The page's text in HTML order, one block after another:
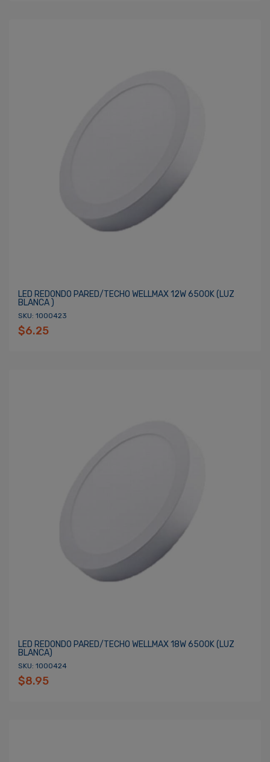
LED REDONDO PARED/TECHO WELLMAX 12W 6500K (LUZ
BLANCA )
SKU: 1000423
$6.25
LED REDONDO PARED/TECHO WELLMAX 18W 6500K (LUZ
BLANCA)
SKU: 1000424
$8.95